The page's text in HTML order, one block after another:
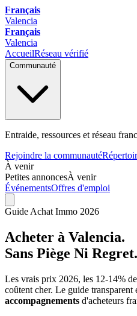
Français
Valencia
Français
Valencia
AccueilRéseau vérifié
Communauté
Entraide, ressources et réseau
Rejoindre la communauté
À venir
Petites annoncesÀ venir
ÉvénementsOffres d'emploi
Guide Achat Immo 2026
Acheter à Valencia.
Sans Piège Ni Regret.
Les vrais prix 2026, les 12-14%
coûtent cher. Le guide transparent
accompagnements d'acheteurs